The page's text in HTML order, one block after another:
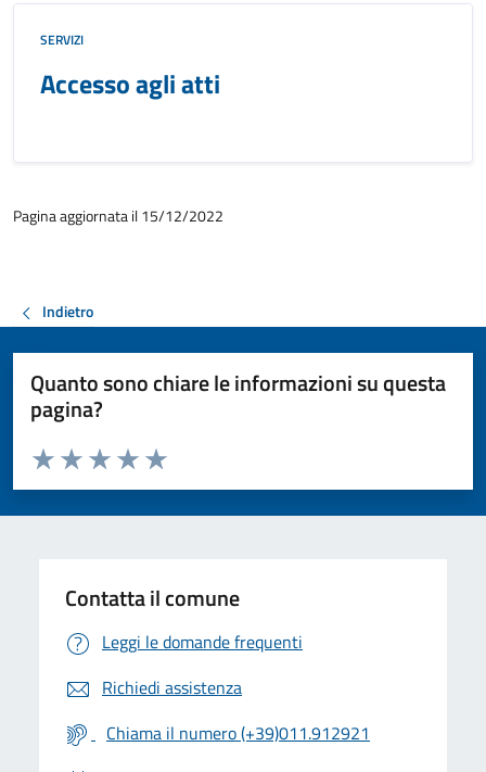
SERVIZI
Accesso agli atti
Pagina aggiornata il 15/12/2022
Indietro
Quanto sono chiare le informazioni su questa
pagina?
Valuta da 1 a 5 stelle la pagina
Valuta 5 stelle su 5
Valuta 4 stelle su 5
Valuta 3 stelle su 5
Valuta 2 stelle su 5
Valuta 1 stelle su 5
Contatta il comune
Leggi le domande frequenti
Richiedi assistenza
Chiama il numero (+39)011.912921